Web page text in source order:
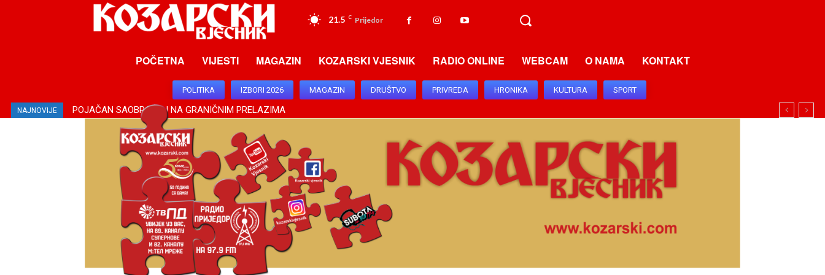
21.5 C Prijedor
POČETNA VIJESTI MAGAZIN KOZARSKI VJESNIK RADIO ONLINE WEBCAM O NAMA KONTAKT
POLITIKA IZBORI 2026 MAGAZIN DRUŠTVO PRIVREDA HRONIKA KULTURA SPORT
NAJNOVIJE POJAČAN SAOBRAĆAJ NA GRANIČNIM PRELAZIMA